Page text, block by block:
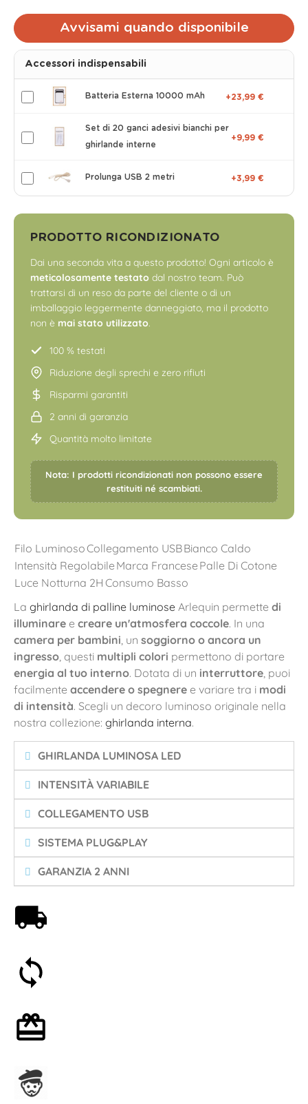
Avvisami quando disponibile
Accessori indispensabili
Batteria Esterna 10000 mAh +23,99 €
Set di 20 ganci adesivi bianchi per
ghirlande interne
+9,99 €
Prolunga USB 2 metri +3,99 €
PRODOTTO RICONDIZIONATO
Dai una seconda vita a questo prodotto! Ogni articolo è
meticolosamente testato dal nostro team. Può
trattarsi di un reso da parte del cliente o di un
imballaggio leggermente danneggiato, ma il prodotto
non è mai stato utilizzato.
100 % testati
Riduzione degli sprechi e zero rifiuti
Risparmi garantiti
2 anni di garanzia
Quantità molto limitate
Nota: I prodotti ricondizionati non possono essere
restituiti né scambiati.
Filo LuminosoCollegamento USBBianco Caldo
Intensità Regolabile Marca Francese Palle Di Cotone
Luce Notturna 2H Consumo Basso
La ghirlanda di palline luminose Arlequin permette di
illuminare e creare un'atmosfera coccole. In una
camera per bambini , un soggiorno o ancora un
ingresso , questi multipli colori permettono di portare
energia al tuo interno. Dotata di un interruttore , puoi
facilmente accendere o spegnere e variare tra i modi
di intensità. Scegli un decoro luminoso originale nella
nostra collezione: ghirlanda interna.
GHIRLANDA LUMINOSA LED
INTENSITÀ VARIABILE
COLLEGAMENTO USB
SISTEMA PLUG&PLAY
GARANZIA 2 ANNI